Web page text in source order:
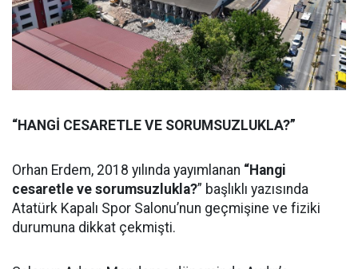
“HANGİ CESARETLE VE SORUMSUZLUKLA?”
Orhan Erdem, 2018 yılında yayımlanan “Hangi
cesaretle ve sorumsuzlukla?” başlıklı yazısında
Atatürk Kapalı Spor Salonu’nun geçmişine ve fiziki
durumuna dikkat çekmişti.